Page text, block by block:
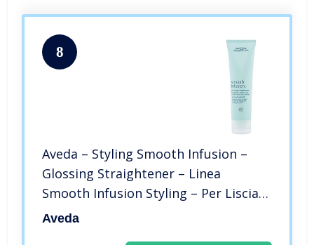
8
Aveda – Styling Smooth Infusion –
Glossing Straightener – Linea
Smooth Infusion Styling – Per Lisciare
– 125ml
Aveda